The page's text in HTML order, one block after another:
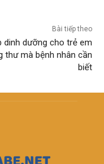
Bài tiếp theo
dinh dưỡng cho trẻ em
thư mà bệnh nhân cần
biết